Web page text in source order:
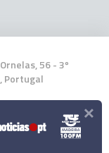
56 - 3º
Portugal
×